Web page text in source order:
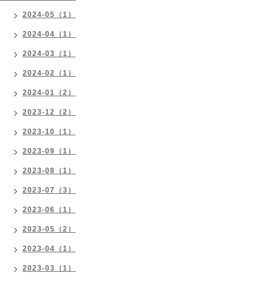
2024-05（1）
2024-04（1）
2024-03（1）
2024-02（1）
2024-01（2）
2023-12（2）
2023-10（1）
2023-09（1）
2023-08（1）
2023-07（3）
2023-06（1）
2023-05（2）
2023-04（1）
2023-03（1）